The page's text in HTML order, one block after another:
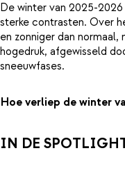
De winter van 2025-
sterke contrasten. Over
en zonniger dan
hogedruk, afgewisseld
sneeuwfases.
Hoe verliep de winter
IN DE